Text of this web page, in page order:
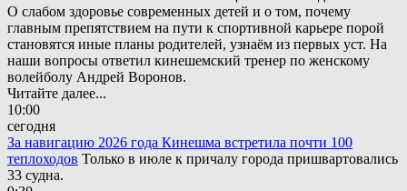
О слабом здоровье современных детей и о том, почему
главным препятствием на пути к спортивной карьере порой
становятся иные планы родителей, узнаём из первых уст. На
наши вопросы ответил кинешемский тренер по женскому
волейболу Андрей Воронов.
Читайте далее...
10:00
сегодня
За навигацию 2026 года Кинешма встретила почти 100
теплоходов Только в июле к причалу города пришвартовались
33 судна.